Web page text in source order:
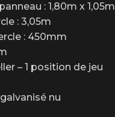
: 1,80m x 1,05m
: 3,05m
: 450mm
– 1 position de jeu
nu